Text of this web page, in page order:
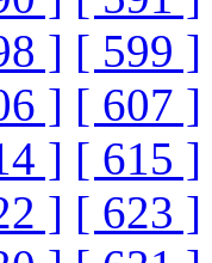
] [ 599 ]
] [ 607 ]
] [ 615 ]
] [ 623 ]